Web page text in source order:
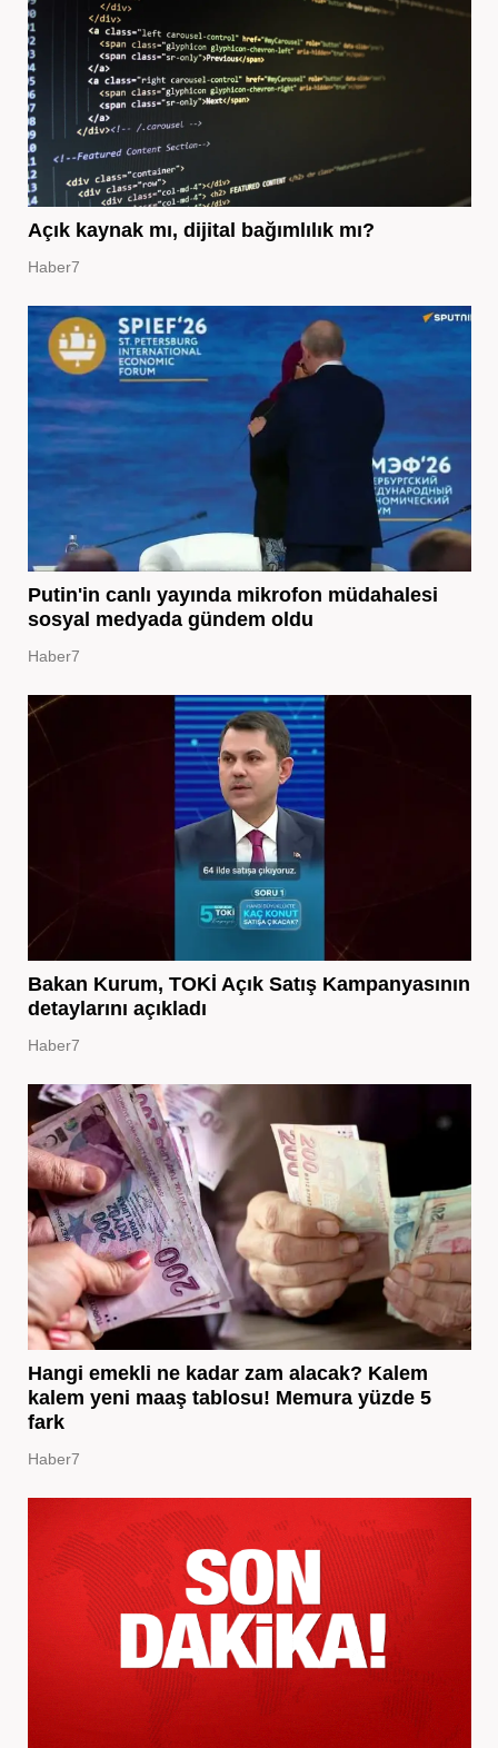
Açık kaynak mı, dijital bağımlılık mı?
Haber7
Putin'in canlı yayında mikrofon müdahalesi
sosyal medyada gündem oldu
Haber7
Bakan Kurum, TOKİ Açık Satış Kampanyasının
detaylarını açıkladı
Haber7
Hangi emekli ne kadar zam alacak? Kalem
kalem yeni maaş tablosu! Memura yüzde 5
fark
Haber7